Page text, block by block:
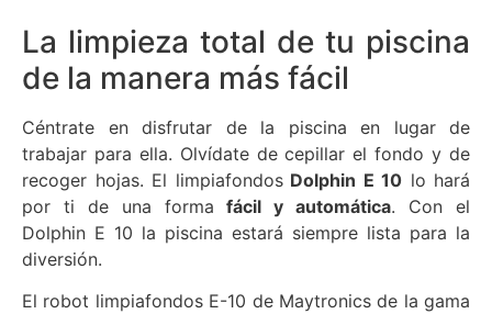
La limpieza total de tu piscina
de la manera más fácil
Céntrate en disfrutar de la piscina en lugar de
trabajar para ella. Olvídate de cepillar el fondo y de
recoger hojas. El limpiafondosDolphin E 10 lo hará
por ti de una formafácil y automática. Con el
Dolphin E 10 la piscina estará siempre lista para la
diversión.
El robot limpiafondos E-10 de Maytronics de la gama